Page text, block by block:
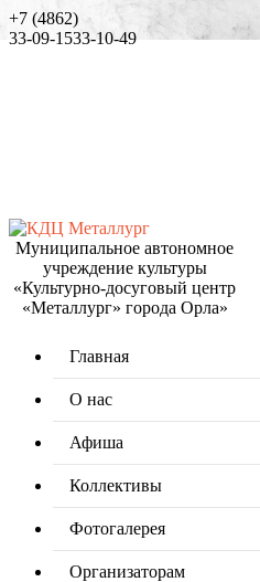
+7 (4862)
33-09-1533-10-49
Муниципальное автономное
учреждение культуры
«Культурно-досуговый центр
«Металлург» города Орла»
Главная
О нас
Афиша
Коллективы
Фотогалерея
Организаторам